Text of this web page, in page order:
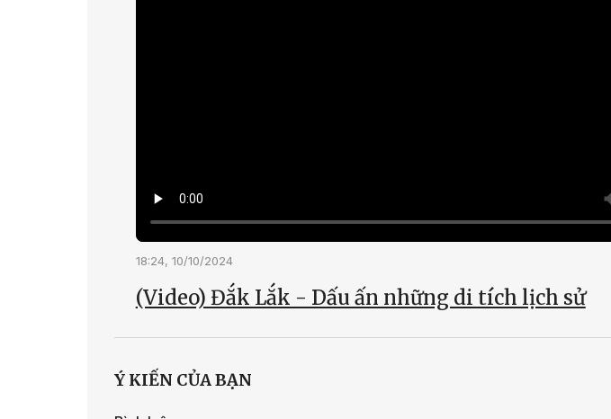
18:24, 10/10/2024
(Video) Đắk Lắk - Dấu ấn những di tích lịch sử
Ý KIẾN CỦA BẠN